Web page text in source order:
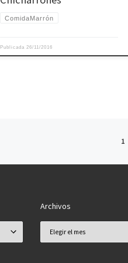
ComidaMarrón
Publicada26/11/2016
1
Archivos